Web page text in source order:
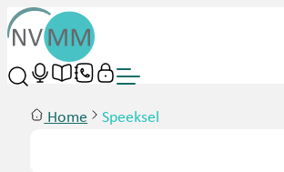
Home Speeksel